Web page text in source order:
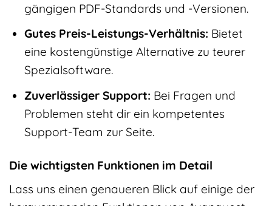
gängigen PDF-Standards und -Versionen.
Gutes Preis-Leistungs-Verhältnis: Bietet
eine kostengünstige Alternative zu teurer
Spezialsoftware.
Zuverlässiger Support: Bei Fragen und
Problemen steht dir ein kompetentes
Support-Team zur Seite.
Die wichtigsten Funktionen im Detail
Lass uns einen genaueren Blick auf einige der